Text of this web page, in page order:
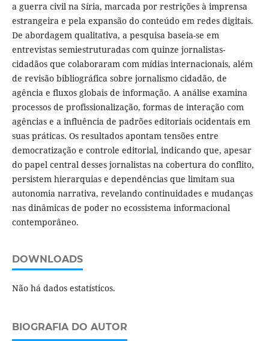
a guerra civil na Síria, marcada por restrições à imprensa
estrangeira e pela expansão do conteúdo em redes digitais.
De abordagem qualitativa, a pesquisa baseia-se em
entrevistas semiestruturadas com quinze jornalistas-
cidadãos que colaboraram com mídias internacionais, além
de revisão bibliográfica sobre jornalismo cidadão, de
agência e fluxos globais de informação. A análise examina
processos de profissionalização, formas de interação com
agências e a influência de padrões editoriais ocidentais em
suas práticas. Os resultados apontam tensões entre
democratização e controle editorial, indicando que, apesar
do papel central desses jornalistas na cobertura do conflito,
persistem hierarquias e dependências que limitam sua
autonomia narrativa, revelando continuidades e mudanças
nas dinâmicas de poder no ecossistema informacional
contemporâneo.
DOWNLOADS
Não há dados estatísticos.
BIOGRAFIA DO AUTOR